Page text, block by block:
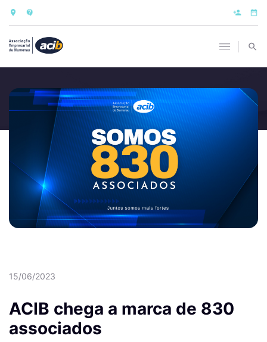
15/06/2023
ACIB chega a marca de 830
associados